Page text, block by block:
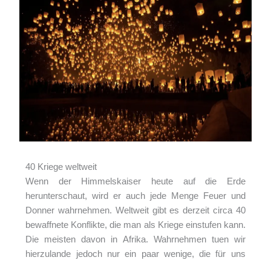
40 Kriege weltweit
Wenn der Himmelskaiser heute auf die Erde
herunterschaut, wird er auch jede Menge Feuer und
Donner wahrnehmen. Weltweit gibt es derzeit circa 40
bewaffnete Konflikte, die man als Kriege einstufen kann.
Die meisten davon in Afrika. Wahrnehmen tuen wir
hierzulande jedoch nur ein paar wenige, die für uns